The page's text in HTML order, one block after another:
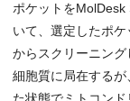
ポケットを
いて、選定したポ
からスクリーニン
細胞質に局在する